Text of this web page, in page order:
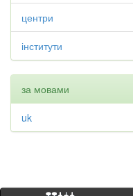
центри
інститути
за мовами
uk